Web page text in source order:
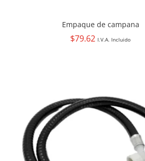
Empaque de campana
$79.62 I.V.A. Incluido